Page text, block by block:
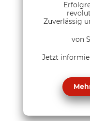
Zuverlässig
von
Jetzt